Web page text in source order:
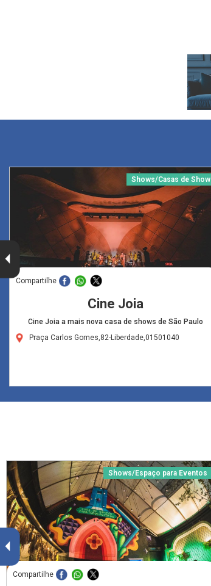
Shows/Casas de Show
Compartilhe
Cine Joia
Cine Joia a mais nova casa de shows de São Paulo
Praça Carlos Gomes,82-Liberdade,01501040
Shows/Espaço para Eventos
Compartilhe